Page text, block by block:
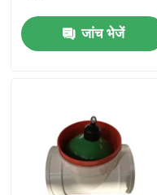
उत्पाद
हमारे बारे में
जांच भेजें